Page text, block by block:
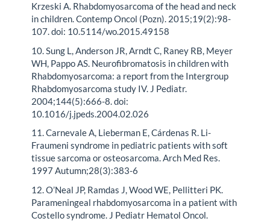
Krzeski A. Rhabdomyosarcoma of the head and neck
in children. Contemp Oncol (Pozn). 2015;19(2):98-
107. doi: 10.5114/wo.2015.49158
10. Sung L, Anderson JR, Arndt C, Raney RB, Meyer
WH, Pappo AS. Neurofibromatosis in children with
Rhabdomyosarcoma: a report from the Intergroup
Rhabdomyosarcoma study IV. J Pediatr.
2004;144(5):666-8. doi:
10.1016/j.jpeds.2004.02.026
11. Carnevale A, Lieberman E, Cárdenas R. Li-
Fraumeni syndrome in pediatric patients with soft
tissue sarcoma or osteosarcoma. Arch Med Res.
1997 Autumn;28(3):383-6
12. O’Neal JP, Ramdas J, Wood WE, Pellitteri PK.
Parameningeal rhabdomyosarcoma in a patient with
Costello syndrome. J Pediatr Hematol Oncol.